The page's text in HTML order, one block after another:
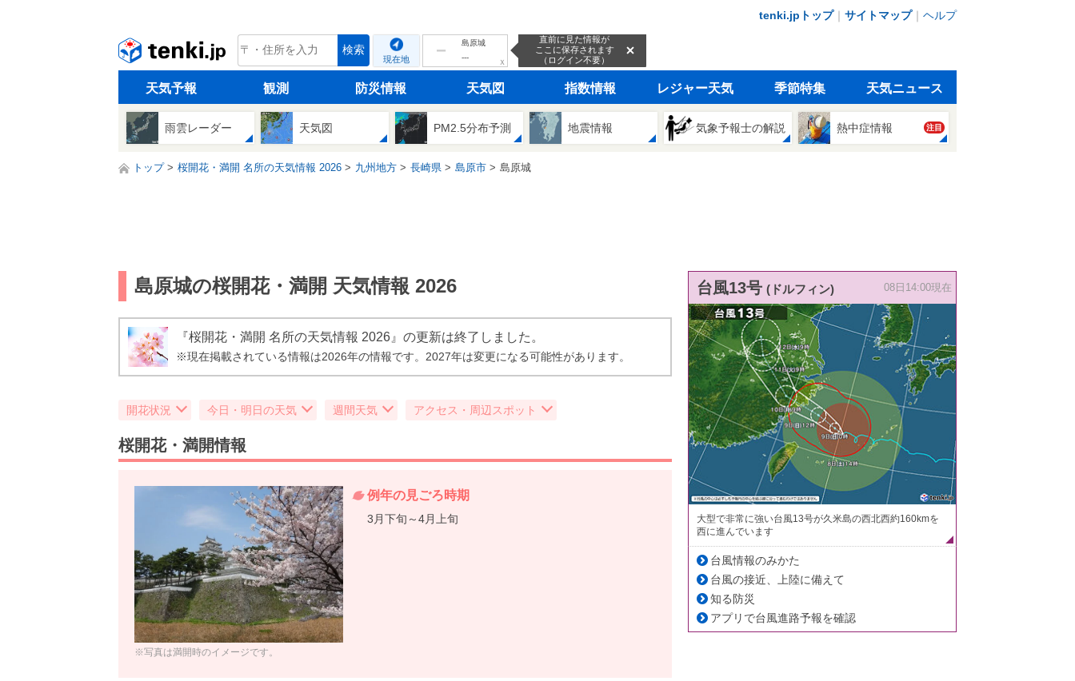
tenki.jpトップ｜ サイトマップ｜ ヘルプ
tenki.jp 検索
現在地
島原城
---
ｘ
直前に見た情報が
ここに保存されます
（ログイン不要）
天気予報 観測 防災情報 天気図 指数情報 レジャー天気 季節特集 天気ニュース
雨雲レーダー 天気図 PM2.5分布予測 地震情報 気象予報士の解説 熱中症情報 注目
トップ 桜開花・満開 名所の天気情報 2026 九州地方 長崎県 島原市 島原城
島原城の桜開花・満開 天気情報 2026
『桜開花・満開 名所の天気情報 2026』の更新は終了しました。
※現在掲載されている情報は2026年の情報です。2027年は変更になる可能性があります。
開花状況 今日・明日の天気 週間天気 アクセス・周辺スポット
桜開花・満開情報
※写真は満開時のイメージです。
例年の見ごろ時期
3月下旬～4月上旬
台風13号 (ドルフィン) 08日14:00現在
大型で非常に強い台風13号が久米島の西北西約160kmを
西に進んでいます
台風情報のみかた
台風の接近、上陸に備えて
知る防災
アプリで台風進路予報を確認